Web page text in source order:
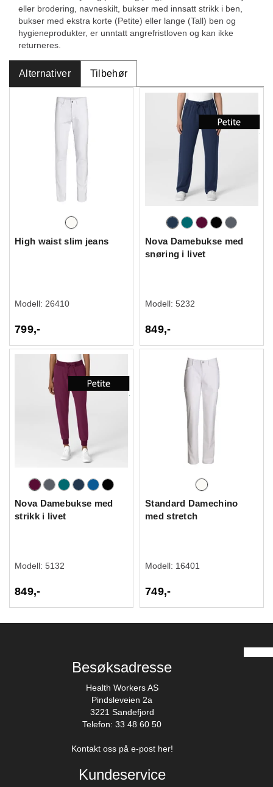
eller brodering, navneskilt, bukser med innsatt strikk i ben,
bukser med ekstra korte (Petite) eller lange (Tall) ben og
hygieneprodukter, er unntatt angrefristloven og kan ikke
returneres.
Alternativer Tilbehør
High waist slim jeans
Modell: 26410
799,-
Nova Damebukse med
snøring i livet
Modell: 5232
849,-
Nova Damebukse med
strikk i livet
Modell: 5132
849,-
Standard Damechino
med stretch
Modell: 16401
749,-
Besøksadresse
Health Workers AS
Pindsleveien 2a
3221 Sandefjord
Telefon: 33 48 60 50
Kontakt oss på e-post her!
Kundeservice